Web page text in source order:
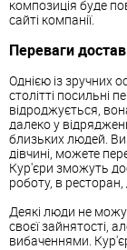
композиція буде
сайті компанії.
Переваги
Однією іззручних
столітті посильні
відроджується
далекоу
близьких людей Ви
дівчині можете
Кур'єри зможуть
роботу, в ресторан
Деякі люди не
своєїзайнятості
вибаченнями